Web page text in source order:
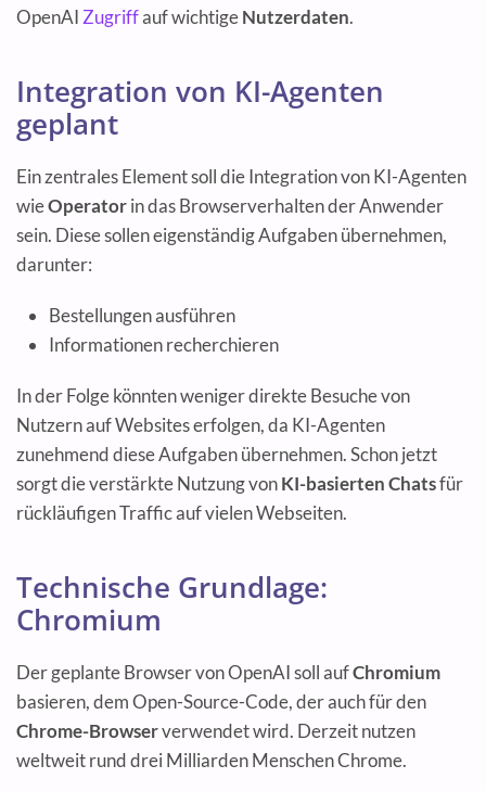
OpenAI Zugriffauf wichtigeNutzerdaten.
Integration von KI-Agenten
geplant
Ein zentrales Element soll die Integration von KI-Agenten
wieOperatorin das Browserverhalten der Anwender
sein. Diese sollen eigenständig Aufgaben übernehmen,
darunter:
Bestellungen ausführen
Informationen recherchieren
In der Folge könnten weniger direkte Besuche von
Nutzern auf Websites erfolgen, da KI-Agenten
zunehmend diese Aufgaben übernehmen. Schon jetzt
sorgt die verstärkte Nutzung vonKI-basierten Chatsfür
rückläufigen Traffic auf vielen Webseiten.
Technische Grundlage:
Chromium
Der geplante Browser von OpenAI soll aufChromium
basieren, dem Open-Source-Code, der auch für den
Chrome-Browserverwendet wird. Derzeit nutzen
weltweit rund drei Milliarden Menschen Chrome.